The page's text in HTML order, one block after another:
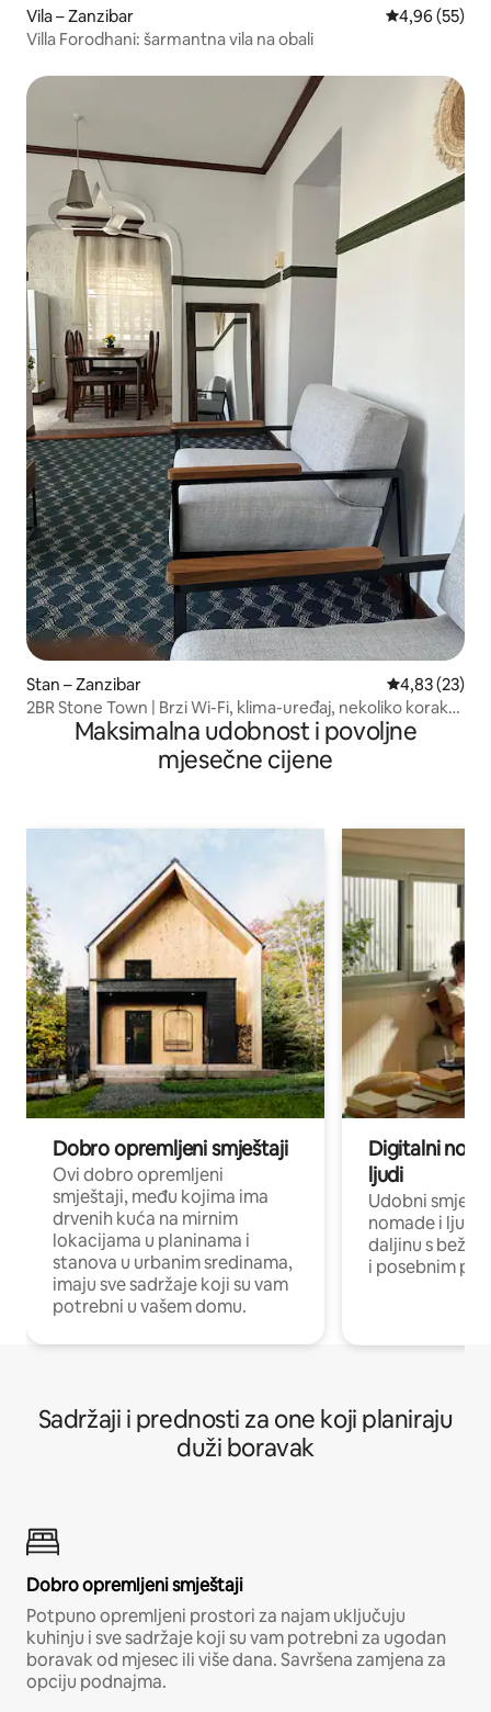
Vila – Zanzibar Prosječna
4,96 (55)
Villa Forodhani: šarmantna vila na obali
Stan – Zanzibar Prosječna
4,83 (23)
2BR Stone Town | Brzi Wi-Fi, klima-uređaj, nekoliko koraka
od trajektaMaksimalna udobnost i povoljne
mjesečne cijene
Dobro opremljeni smještaji
Ovi dobro opremljeni
smještaji, među kojima ima
drvenih kuća na mirnim
lokacijama u planinama i
stanova u urbanim sredinama,
imaju sve sadržaje koji su vam
potrebni u vašem domu.
Digitalni
ljudi
Udobni
nomade i ljude
daljinu s
i posebnim
Sadržaji i prednosti za one koji planiraju
duži boravak
Dobro opremljeni smještaji
Potpuno opremljeni prostori za najam uključuju
kuhinju i sve sadržaje koji su vam potrebni za ugodan
boravak od mjesec ili više dana. Savršena zamjena za
opciju podnajma.